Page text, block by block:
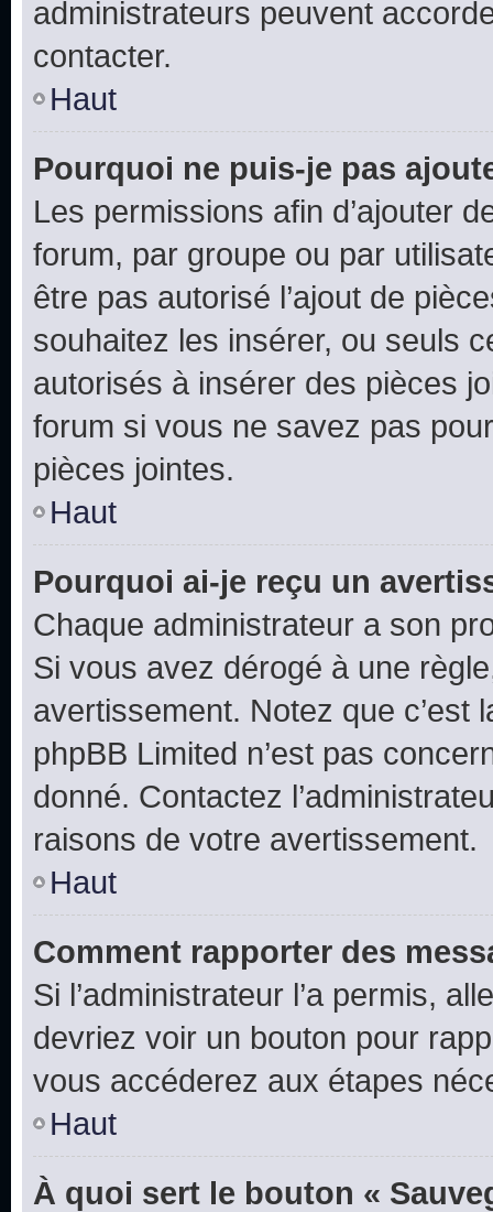
administrateurs peuvent
contacter.
Haut
Pourquoi ne puis-je pas
Les permissions afin d’ajouter
forum, par groupe ou par
être pas autorisé l’ajout de
souhaitez les insérer, ou seuls
autorisés à insérer des pièces
forum si vous ne savez pas
pièces jointes.
Haut
Pourquoi ai-je reçu un
Chaque administrateur a son
Si vous avez dérogé à une
avertissement. Notez que c’est
phpBB Limited n’est pas
donné. Contactez
raisons de votre avertissement.
Haut
Comment rapporter des
Si l’administrateur l’a permis,
devriez voir un bouton pour
vous accéderez aux étapes
Haut
À quoi sert le bouton «